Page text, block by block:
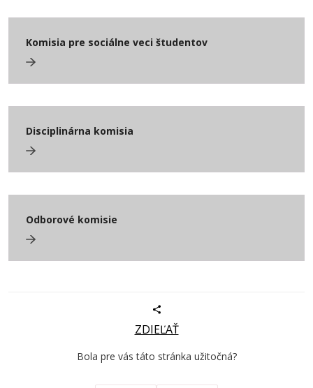
Komisia pre sociálne veci študentov
Disciplinárna komisia
Odborové komisie
ZDIEĽAŤ
Bola pre vás táto stránka užitočná?